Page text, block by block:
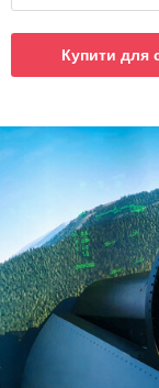
Купити для